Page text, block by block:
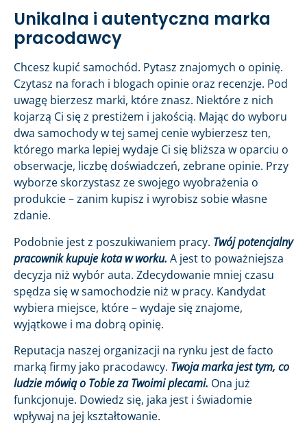
Unikalna i autentyczna marka
pracodawcy
Chcesz kupić samochód. Pytasz znajomych o opinię.
Czytasz na forach i blogach opinie oraz recenzje. Pod
uwagę bierzesz marki, które znasz. Niektóre z nich
kojarzą Ci się z prestiżem i jakością. Mając do wyboru
dwa samochody w tej samej cenie wybierzesz ten,
którego marka lepiej wydaje Ci się bliższa w oparciu o
obserwacje, liczbę doświadczeń, zebrane opinie. Przy
wyborze skorzystasz ze swojego wyobrażenia o
produkcie – zanim kupisz i wyrobisz sobie własne
zdanie.
Podobnie jest z poszukiwaniem pracy. Twój potencjalny
pracownik kupuje kota w worku. A jest to poważniejsza
decyzja niż wybór auta. Zdecydowanie mniej czasu
spędza się w samochodzie niż w pracy. Kandydat
wybiera miejsce, które – wydaje się znajome,
wyjątkowe i ma dobrą opinię.
Reputacja naszej organizacji na rynku jest de facto
marką firmy jako pracodawcy. Twoja marka jest tym, co
ludzie mówią o Tobie za Twoimi plecami. Ona już
funkcjonuje. Dowiedz się, jaka jest i świadomie
wpływaj na jej kształtowanie.